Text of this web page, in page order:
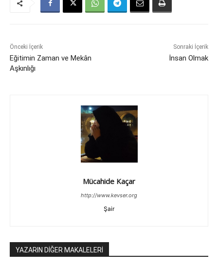
Önceki İçerik
Eğitimin Zaman ve Mekân
Aşkınlığı
Sonraki İçerik
İnsan Olmak
Mücahide Kaçar
http://www.kevser.org
Şair
YAZARIN DİĞER MAKALELERİ